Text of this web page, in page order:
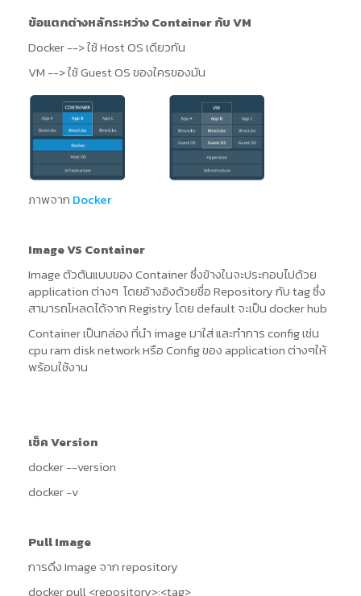
ข้อแตกต่างหลักระหว่าง Container กับ VM
Docker --> ใช้ Host OS เดียวกัน
VM --> ใช้ Guest OS ของใครของมัน
ภาพจาก Docker
Image VS Container
Image ตัวต้นแบบของ Container ซึ่งข้างในจะประกอบไปด้วย
application ต่างๆ โดยอ้างอิงด้วยชื่อ Repository กับ tag ซึ่ง
สามารถโหลดได้จาก Registry โดย default จะเป็น docker hub
Container เป็นกล่อง ที่นำ image มาใส่ และทำการ config เช่น
cpu ram disk network หรือ Config ของ application ต่างๆให้
พร้อมใช้งาน
เช็ค Version
docker --version
docker -v
Pull Image
การดึง Image จาก repository
docker pull <repository>:<tag>